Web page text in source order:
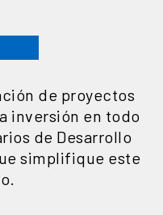
de proyectos
inversión en todo
de Desarrollo
simplifique este